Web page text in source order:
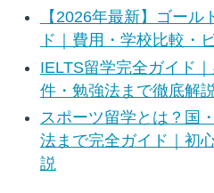
【2026年最新】ゴー
ド｜費用・学校比較・
IELTS留学完全ガイド
件・勉強法まで徹底解説
スポーツ留学とは？国
法まで完全ガイド｜初
説